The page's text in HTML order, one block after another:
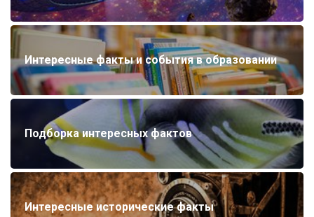
Интересные факты и события в образовании
Подборка интересных фактов
Интересные исторические факты